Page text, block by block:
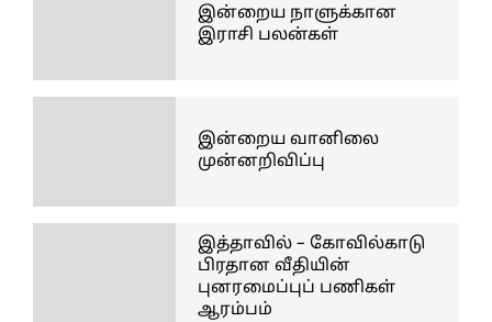
இன்றைய நாளுக்கான
இராசி பலன்கள்
இன்றைய வானிலை
முன்னறிவிப்பு
இத்தாவில் – கோவில்காடு
பிரதான வீதியின்
புனரமைப்புப் பணிகள்
ஆரம்பம்